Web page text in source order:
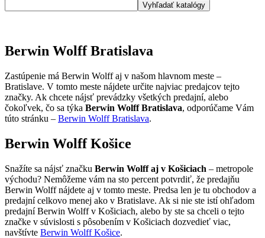
Berwin Wolff Bratislava
Zastúpenie má Berwin Wolff aj v našom hlavnom meste –
Bratislave. V tomto meste nájdete určite najviac predajcov tejto
značky. Ak chcete nájsť prevádzky všetkých predajní, alebo
čokoľvek, čo sa týka Berwin Wolff Bratislava, odporúčame Vám
túto stránku – Berwin Wolff Bratislava.
Berwin Wolff Košice
Snažíte sa nájsť značku Berwin Wolff aj v Košiciach – metropole
východu? Nemôžeme vám na sto percent potvrdiť, že predajňu
Berwin Wolff nájdete aj v tomto meste. Predsa len je tu obchodov a
predajní celkovo menej ako v Bratislave. Ak si nie ste istí ohľadom
predajní Berwin Wolff v Košiciach, alebo by ste sa chceli o tejto
značke v súvislosti s pôsobením v Košiciach dozvedieť viac,
navštívte Berwin Wolff Košice.